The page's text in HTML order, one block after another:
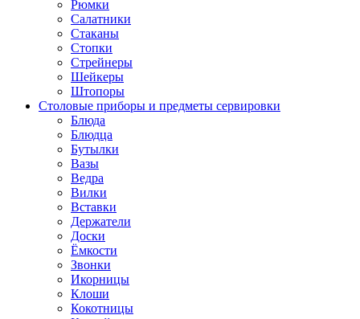
Рюмки
Салатники
Стаканы
Стопки
Стрейнеры
Шейкеры
Штопоры
Столовые приборы и предметы сервировки
Блюда
Блюдца
Бутылки
Вазы
Ведра
Вилки
Вставки
Держатели
Доски
Ёмкости
Звонки
Икорницы
Клоши
Кокотницы